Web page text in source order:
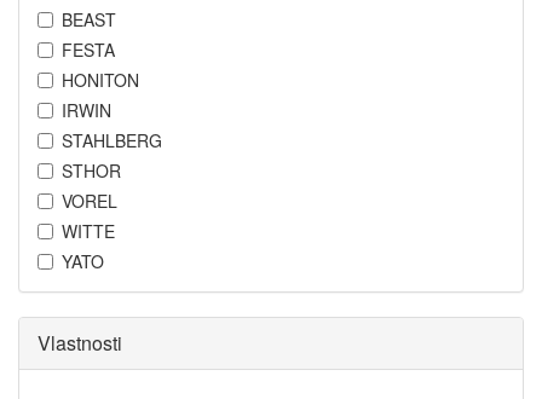
BEAST
FESTA
HONITON
IRWIN
STAHLBERG
STHOR
VOREL
WITTE
YATO
Vlastnosti